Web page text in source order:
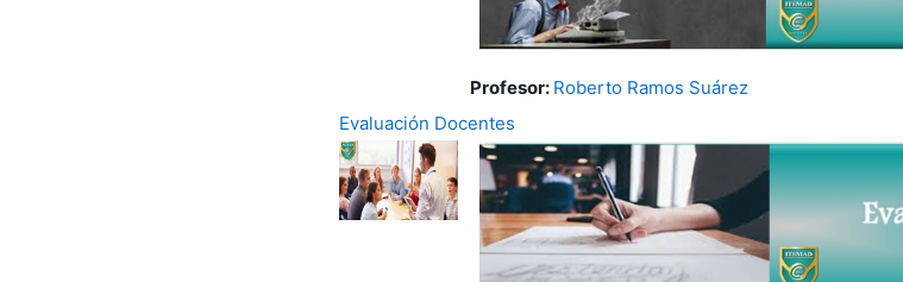
Profesor: Roberto Ramos Suárez
Evaluación Docentes